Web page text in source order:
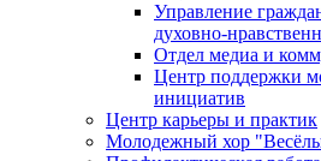
Управление
духовно-
Отдел медиа и
Центр поддержки
инициатив
Центр карьеры и практик
Молодежный хор